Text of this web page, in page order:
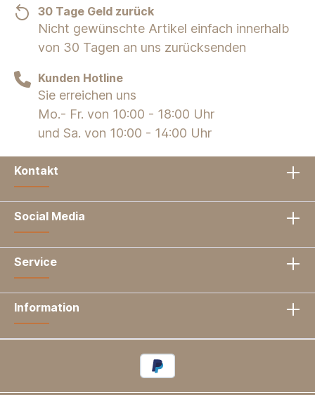
30 Tage Geld zurück
Nicht gewünschte Artikel einfach innerhalb
von 30 Tagen an uns zurücksenden
Kunden Hotline
Sie erreichen uns
Mo.- Fr. von 10:00 - 18:00 Uhr
und Sa. von 10:00 - 14:00 Uhr
Kontakt
Social Media
Service
Information